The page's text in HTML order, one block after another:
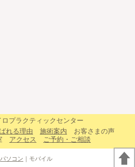
プラクティックセンター
れる理由 施術案内
お客さまの声
アクセス ご予約・ご相談
パソコン ｜モバイル